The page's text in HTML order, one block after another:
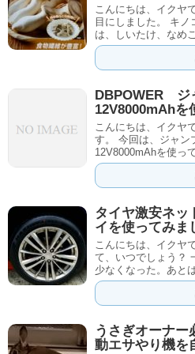
こんにちは、イクヤ
目にしました。 キノ
は、しいたけ、なめ
DBPOWER ジ
12V8000mAhを
こんにちは、イクヤ
す。 今回は、ジャ
12V8000mAhを使っ
タイヤ激安ネ
イを使ってみま
こんにちは、イクヤ
て、いつでしょう？
少なくなった。あと
うさぎオーナー
動エサやり機を